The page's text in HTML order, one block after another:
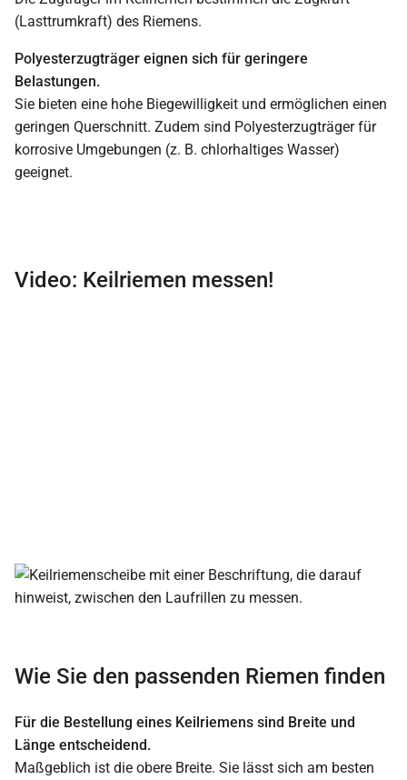
(Lasttrumkraft) des Riemens.
Polyesterzugträger eignen sich für geringere
Belastungen.
Sie bieten eine hohe Biegewilligkeit und ermöglichen einen
geringen Querschnitt. Zudem sind Polyesterzugträger für
korrosive Umgebungen (z. B. chlorhaltiges Wasser)
geeignet.
Video: Keilriemen messen!
Wie Sie den passenden Riemen finden
Für die Bestellung eines Keilriemens sind Breite und
Länge entscheidend.
Maßgeblich ist die obere Breite. Sie lässt sich am besten